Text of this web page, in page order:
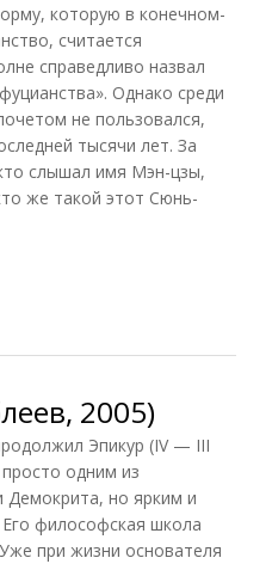
которую в конечном-
считается
справедливо назвал
Однако среди
не пользовался,
тысячи лет. За
слышал имя Мэн-цзы,
же такой этот Сюнь-
2005)
Эпикур (IV — III
одним из
Демокрита, но ярким и
философская школа
при жизни основателя